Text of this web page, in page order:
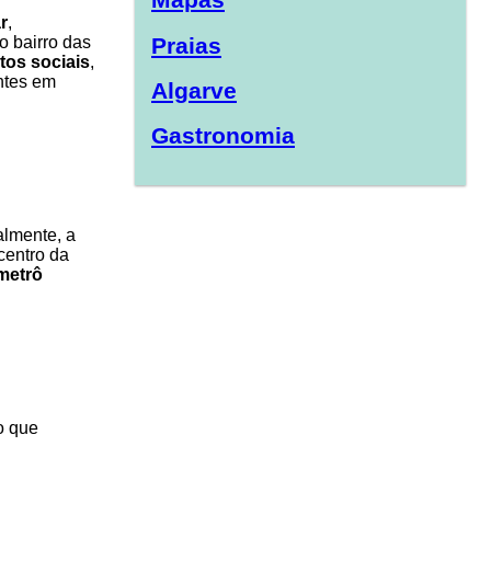
,
bairro das
sociais,
em
a
da
que
Praias
Algarve
Gastronomia